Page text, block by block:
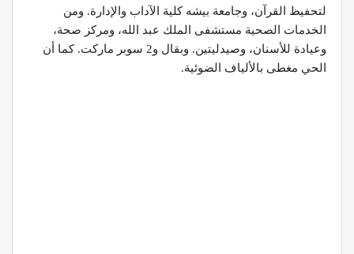
لتحفيظ القرآن، وجامعة بيشه كلية الآداب والإدارة. ومن
الخدمات الصحية مستشفى الملك عبد الله، ومركز صحة،
وعيادة للأسنان، وصيدليتين. وبقال و2 سوبر ماركت. كما أن
الحي مغطى بالألياف الضوئية.